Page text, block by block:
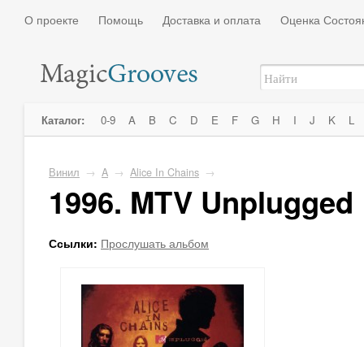
О проекте Помощь Доставка и оплата Оценка
Каталог: 0-9 A B C D E F G H I J K L
Винил → A → Alice In Chains →
1996. MTV Unplugged
Ссылки: Прослушать альбом